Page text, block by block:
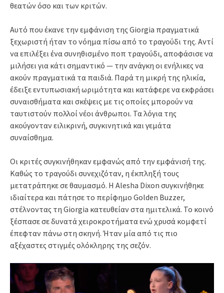
θεατών όσο και των κριτών.
Αυτό που έκανε την εμφάνιση της Giorgia πραγματικά
ξεχωριστή ήταν το νόημα πίσω από το τραγούδι της. Αντί
να επιλέξει ένα συνηθισμένο ποπ τραγούδι, αποφάσισε να
μιλήσει για κάτι σημαντικό — την ανάγκη οι ενήλικες να
ακούν πραγματικά τα παιδιά. Παρά τη μικρή της ηλικία,
έδειξε εντυπωσιακή ωριμότητα και κατάφερε να εκφράσει
συναισθήματα και σκέψεις με τις οποίες μπορούν να
ταυτιστούν πολλοί νέοι άνθρωποι. Τα λόγια της
ακούγονταν ειλικρινή, συγκινητικά και γεμάτα
συναίσθημα.
Οι κριτές συγκινήθηκαν εμφανώς από την εμφάνισή της.
Καθώς το τραγούδι συνεχιζόταν, η έκπληξή τους
μετατράπηκε σε θαυμασμό. Η Alesha Dixon συγκινήθηκε
ιδιαίτερα και πάτησε το περίφημο Golden Buzzer,
στέλνοντας τη Giorgia κατευθείαν στα ημιτελικά. Το κοινό
ξέσπασε σε δυνατά χειροκροτήματα ενώ χρυσά κομφετί
έπεφταν πάνω στη σκηνή. Ήταν μία από τις πιο
αξέχαστες στιγμές ολόκληρης της σεζόν.